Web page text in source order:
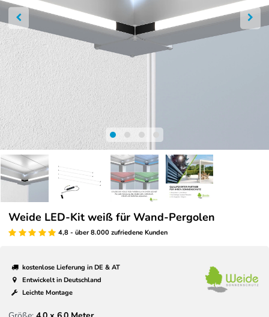
Weide LED-Kit weiß für Wand-Pergolen
4,8 - über 8.000 zufriedene Kunden
kostenlose Lieferung in DE & AT
Entwickelt in Deutschland
Leichte Montage